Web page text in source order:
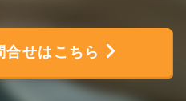
合せはこちら